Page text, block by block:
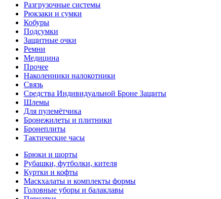
Разгрузочные системы
Рюкзаки и сумки
Кобуры
Подсумки
Защитные очки
Ремни
Медицина
Прочее
Наколенники налокотники
Связь
Средства Индивидуальной Броне Защиты
Шлемы
Для пулемётчика
Бронежилеты и плитники
Бронеплиты
Тактические часы
Брюки и шорты
Рубашки, футболки, кителя
Куртки и кофты
Маскхалаты и комплекты формы
Головные уборы и балаклавы